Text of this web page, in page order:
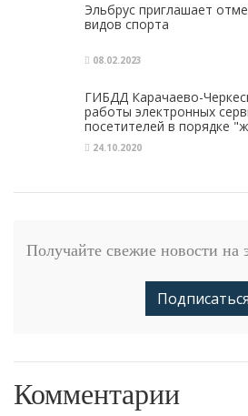
Эльбрус приглашает
видов спорта
08.02.2023
ГИБДД Карачаево-
работы электронных
посетителей в порядке
24.10.2020
Получайте свежие новости на
Подписаться
Комментарии